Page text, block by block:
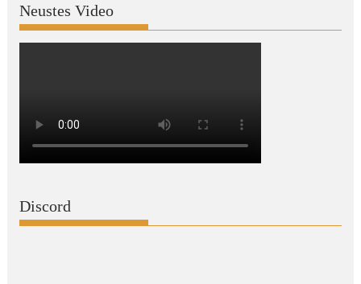
Neustes Video
Discord